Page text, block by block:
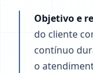
Objetivo e
do cliente
contínuo
o